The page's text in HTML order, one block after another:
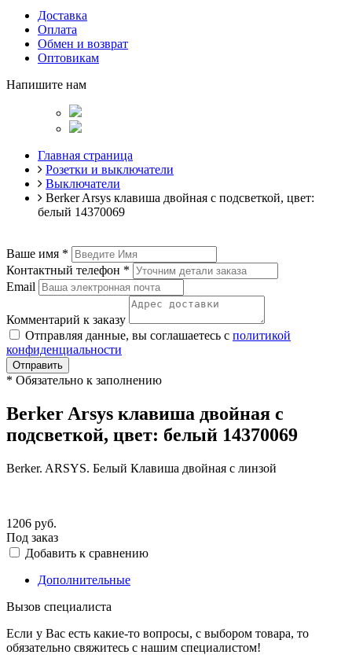
Доставка
Оплата
Обмен и возврат
Оптовикам
Напишите нам
Главная страница
Розетки и выключатели
Выключатели
Berker Arsys клавиша двойная с подсветкой, цвет:
белый 14370069
Ваше имя *
Контактный телефон *
Email
Комментарий к заказу
Отправляя данные, вы соглашаетесь с политикой
конфиденциальности
Отправить
* Обязательно к заполнению
Berker Arsys клавиша двойная с
подсветкой, цвет: белый 14370069
Berker. ARSYS. Белый Клавиша двойная с линзой
1206 руб.
Под заказ
Добавить к сравнению
Дополнительные
Вызов специалиста
Если у Вас есть какие-то вопросы, с выбором товара, то
обязательно свяжитесь с нашим специалистом!